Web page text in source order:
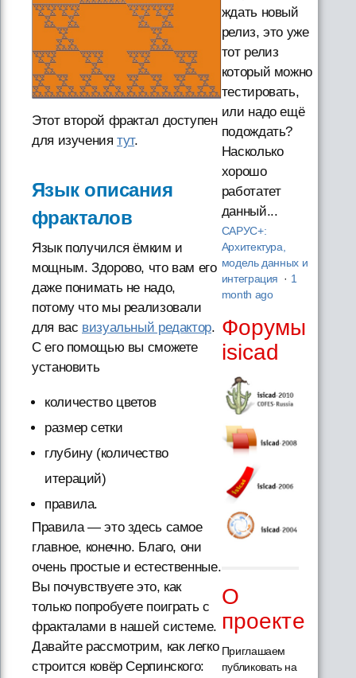
Этот второй фрактал доступен
для изучениятут.
Язык описания
фракталов
Язык получился ёмким и
мощным. Здорово, что вам его
даже понимать не надо,
потому что мы реализовали
для вас визуальный редактор.
С его помощью вы сможете
установить
количество цветов
размер сетки
глубину (количество
итераций)
правила.
Правила — это здесь самое
главное, конечно. Благо, они
очень простые и естественные.
Вы почувствуете это, как
только попробуете поиграть с
фракталами в нашей системе.
Давайте рассмотрим, как легко
строится ковёр Серпинского:
ждать новый
релиз, это уже
тот релиз
который можно
тестировать,
или надо ещё
подождать?
Насколько
хорошо
работатет
данный...
САРУС+:
Архитектура,
модель данных и
интеграция · 1
month ago
Форумы
isicad
О
проекте
Приглашаем
публиковать на